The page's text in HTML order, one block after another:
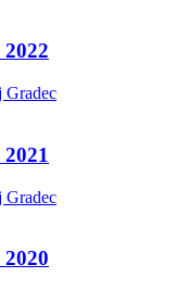
Gradec
Gradec